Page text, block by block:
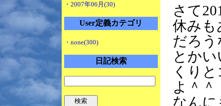
・2007年06月(30)
User定義カテゴリ
・none(300)
日記検索
さて
休みも
だろう
とか
くり
よ＾＾
なんに